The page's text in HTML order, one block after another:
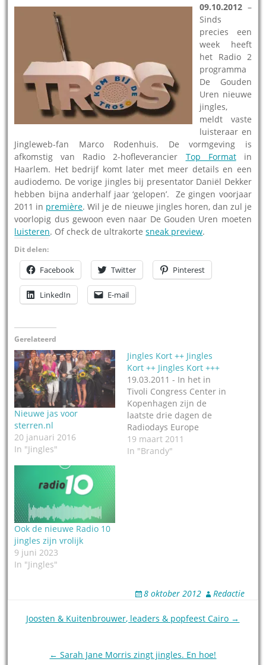
09.10.2012 –
Sinds
precies een
week heeft
het Radio 2
programma
De Gouden
Uren nieuwe
jingles,
meldt vaste
luisteraar en
Jingleweb-fan Marco Rodenhuis. De vormgeving is
afkomstig van Radio 2-hofleverancier Top Formatin
Haarlem. Het bedrijf komt later met meer details en een
audiodemo. De vorige jingles bij presentator Daniël Dekker
hebben bijna anderhalf jaar ‘gelopen’. Ze gingen voorjaar
2011 in première. Wil je de nieuwe jingles horen, dan zul je
voorlopig dus gewoon even naar De Gouden Uren moeten
luisteren. Of check de ultrakortesneak preview.
Dit delen:
Facebook Twitter Pinterest
LinkedIn E-mail
Gerelateerd
Nieuwe jas voor
sterren.nl
20 januari 2016
In "Jingles"
Jingles Kort ++ Jingles
Kort ++ Jingles Kort +++
19.03.2011 - In het in
Tivoli Congress Center in
Kopenhagen zijn de
laatste drie dagen de
Radiodays Europe
gehouden. Daarbij
waren
19 maart 2011
In "Brandy"
Ook de nieuwe Radio 10
jingles zijn vrolijk
9 juni 2023
In "Jingles"
8 oktober 2012 Redactie
PostJoosten & Kuitenbrouwer, leaders & popfeest Cairo →
← Sarah Jane Morris zingt jingles. En hoe!